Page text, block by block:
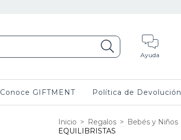
Ayuda
Conoce GIFTMENT Política de Devolución
Inicio > Regalos > Bebés y Niños
EQUILIBRISTAS